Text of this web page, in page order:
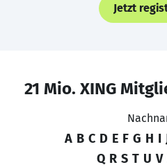
Jetzt
21 Mio. XING
A B C D E F G H I
Q R S T U V